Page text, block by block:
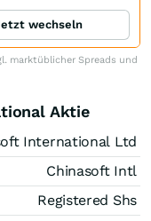
wechseln
marktüblicher Spreads und
Aktie
International Ltd
Chinasoft Intl
Registered Shs